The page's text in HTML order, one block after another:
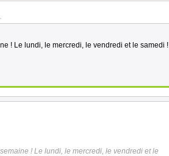
! Le lundi, le mercredi, le vendredi et le samedi !
! Le lundi, le mercredi, le vendredi et le